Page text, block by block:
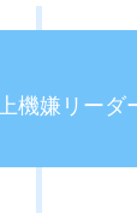
機嫌リーダ